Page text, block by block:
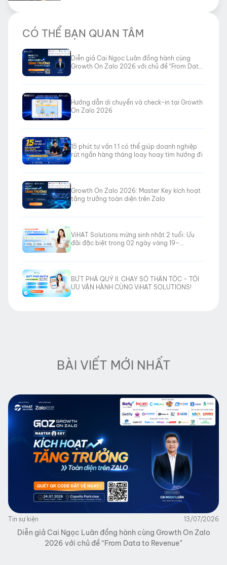
CÓ THỂ BẠN QUAN TÂM
Diễn giả Cai Ngọc Luân đồng hành cùng
Growth On Zalo 2026 với chủ đề “From Data
Hướng dẫn di chuyển và check-in tại Growth
On Zalo 2026
15 phút tư vấn 1:1 có thể giúp doanh nghiệp
rút ngắn hàng tháng loay hoay tìm hướng đi
Growth On Zalo 2026: Master Key kích hoạt
tăng trưởng toàn diện trên Zalo
ViHAT Solutions mừng sinh nhật 2 tuổi: Ưu
đãi đặc biệt trong 02 ngày vàng 19–
BỨT PHÁ QUÝ II: CHẠY SỐ THẦN TỐC – TỐI
ƯU VẬN HÀNH CÙNG ViHAT SOLUTIONS!
BÀI VIẾT MỚI NHẤT
Tin sự kiện 13/07/2026
Diễn giả Cai Ngọc Luân đồng hành cùng Growth On Zalo
2026 với chủ đề “From Data to Revenue”